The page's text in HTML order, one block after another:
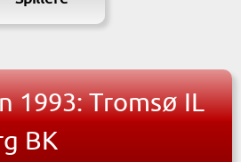
1993: Tromsø IL
BK